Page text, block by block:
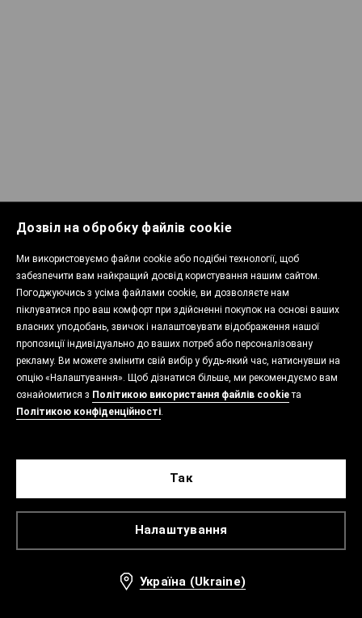
Дозвіл на обробку файлів cookie
Ми використовуємо файли cookie або подібні технології, щоб
забезпечити вам найкращий досвід користування нашим сайтом.
Погоджуючись з усіма файлами cookie, ви дозволяєте нам
піклуватися про ваш комфорт при здійсненні покупок на основі ваших
власних уподобань, звичок і налаштовувати відображення нашої
пропозиції індивідуально до ваших потреб або персоналізовану
рекламу. Ви можете змінити свій вибір у будь-який час, натиснувши на
опцію «Налаштування». Щоб дізнатися більше, ми рекомендуємо вам
ознайомитися з Політикою використання файлів cookieта
Політикою конфіденційності.
Налаштування
Так
Україна (Ukraine)